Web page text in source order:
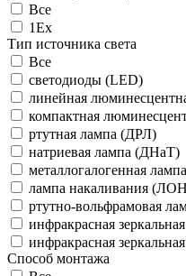
Все
1Ех
Тип источника света
Все
светодиоды (LED)
линейная
компактная
ртутная лампа (ДРЛ)
натриевая лампа (ДНаТ)
металлогалогенная
лампа накаливания
ртутно-вольфрамовая
инфракрасная
инфракрасная
Способ монтажа